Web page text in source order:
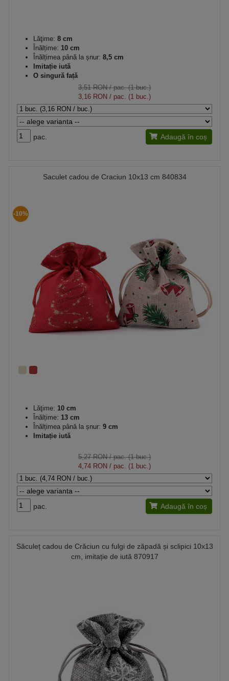
Lăţime: 8 cm
Înălțime: 10 cm
Înălțimea până la șnur: 8,5 cm
Imitație iută
O singură față
3,51 RON/ pac. (1 buc.)
3,16 RON / pac. (1 buc.)
pac. Adaugă în coș
Saculet cadou de Craciun 10x13 cm 840834
-10%
Lăţime: 10 cm
Înălțime: 13 cm
Înălțimea până la șnur: 9 cm
Imitație iută
5,27 RON/ pac. (1 buc.)
4,74 RON / pac. (1 buc.)
pac. Adaugă în coș
Săculeț cadou de Crăciun cu fulgi de zăpadă și sclipici 10x13
cm, imitație de iută 870917